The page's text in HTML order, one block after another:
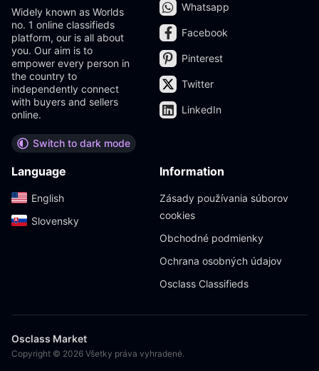
Widely known as Worlds
no. 1 online classifieds
platform, our is all about
you. Our aim is to
empower every person in
the country to
independently connect
with buyers and sellers
online.
Switch to dark mode
Whatsapp
Facebook
Pinterest
Twitter
LinkedIn
Language
English‎
Slovensky‎
Information
Zásady používania súborov
cookies
Obchodné podmienky
Ochrana osobných údajov
Osclass Classifieds
Osclass Market
Copyright © 2026 Všetky práva vyhradené.